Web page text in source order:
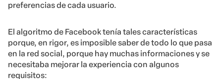
preferencias de cada usuario.
El algoritmo de Facebook tenía tales características
porque, en rigor, es imposible saber de todo lo que pasa
en la red social, porque hay muchas informaciones y se
necesitaba mejorar la experiencia con algunos
requisitos: